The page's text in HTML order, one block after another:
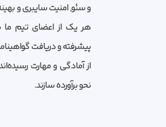
و سئو, امنیت سایبری و
هر یک از اعضای تیم ما
پیشرفته و دریافت
از آمادگی و مهارت
نحو برآورده سازند.